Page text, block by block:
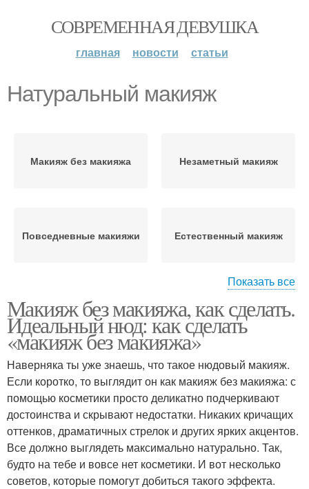
СОВРЕМЕННАЯ ДЕВУШКА
главная новости статьи
Натуральный макияж
Макияж без макияжа Незаметный макияж
Повседневные макияжи Естественный макияж
Основа под макияж
условиях
Вечерний макияж Макияж для серых глаз
Показать все
Макияж без макияжа, как сделать.
Идеальный нюд: как сделать
«макияж без макияжа»
Наверняка ты уже знаешь, что такое нюдовый макияж.
Если коротко, то выглядит он как макияж без макияжа: с
помощью косметики просто деликатно подчеркивают
достоинства и скрывают недостатки. Никаких кричащих
оттенков, драматичных стрелок и других ярких акцентов.
Все должно выглядеть максимально натурально. Так,
будто на тебе и вовсе нет косметики. И вот несколько
советов, которые помогут добиться такого эффекта.